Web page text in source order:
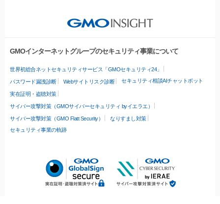
GMOインターネットグループのセキュリティ事業について
世界初総合ネットセキュリティサービス「GMOセキュリティ24」
パスワード漏洩診断 Webサイトリスク診断 セキュリティ相談AIチャットボット
実在証明・盗聴対策
サイバー攻撃対策（GMOサイバーセキュリティ byイエラエ）
サイバー攻撃対策（GMO Flatt Security）
なりすまし対策
セキュリティ事業の軌跡